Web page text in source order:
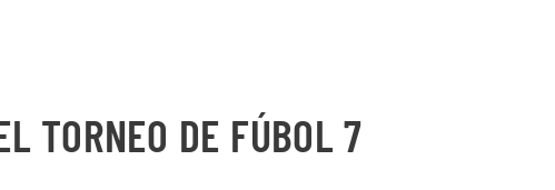
TORNEO DE FÚBOL 7